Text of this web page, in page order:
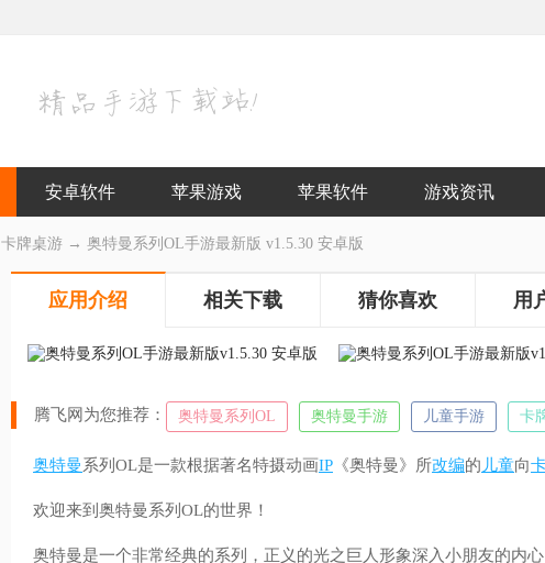
安卓软件 苹果游戏 苹果软件 游戏资讯
卡牌桌游 → 奥特曼系列OL手游最新版 v1.5.30 安卓版
应用介绍 相关下载 猜你喜欢 用
腾飞网为您推荐： 奥特曼系列OL 奥特曼手游 儿童手游 卡
奥特曼 系列OL是一款根据著名特摄动画IP 《奥特曼》所改编的 儿童向
欢迎来到奥特曼系列OL的世界！
奥特曼是一个非常经典的系列，正义的光之巨人形象深入小朋友的内心